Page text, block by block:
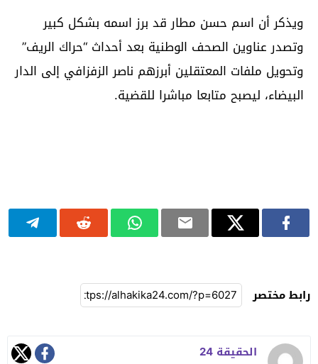
ويذكر أن اسم حسن مطار قد برز اسمه بشكل كبير
وتصدر عناوين الصحف الوطنية بعد أحداث “حراك الريف”
وتحويل ملفات المعتقلين أبرزهم ناصر الزفزافي إلى الدار
البيضاء، ليصبح متابعا مباشرا للقضية.
رابط مختصر
الحقيقة 24